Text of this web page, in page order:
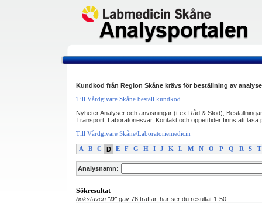
Kundkod från Region Skåne krävs för beställning av
Till Vårdgivare Skåne beställ kundkod
Nyheter Analyser och anvisningar (t.ex Råd & Stöd),
Transport, Laboratoriesvar, Kontakt och öppetttider finns att läsa
Till Vårdgivare Skåne/Laboratoriemedicin
A B C D E F G H I J K L M N O P Q R S T
Analysnamn:
Sökresultat
bokstaven "D"gav 76 träffar, här ser du resultat 1-50